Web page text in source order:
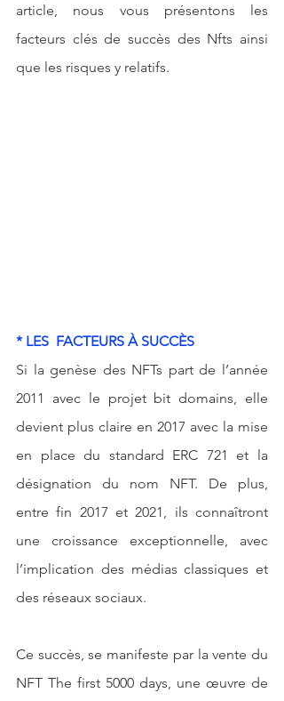
article, nous vous présentons les
facteurs clés de succès des Nfts ainsi
que les risques y relatifs.
* LES  FACTEURS À SUCCÈS
Si la genèse des NFTs part de l’année
2011 avec le projet bit domains, elle
devient plus claire en 2017 avec la mise
en place du standard ERC 721 et la
désignation du nom NFT. De plus,
entre fin 2017 et 2021, ils connaîtront
une croissance exceptionnelle, avec
l’implication des médias classiques et
des réseaux sociaux.
Ce succès, se manifeste par la vente du
NFT The first 5000 days, une œuvre de